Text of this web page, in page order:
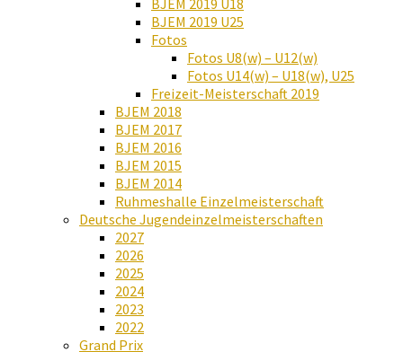
BJEM 2019 U18
BJEM 2019 U25
Fotos
Fotos U8(w) – U12(w)
Fotos U14(w) – U18(w), U25
Freizeit-Meisterschaft 2019
BJEM 2018
BJEM 2017
BJEM 2016
BJEM 2015
BJEM 2014
Ruhmeshalle Einzelmeisterschaft
Deutsche Jugendeinzelmeisterschaften
2027
2026
2025
2024
2023
2022
Grand Prix